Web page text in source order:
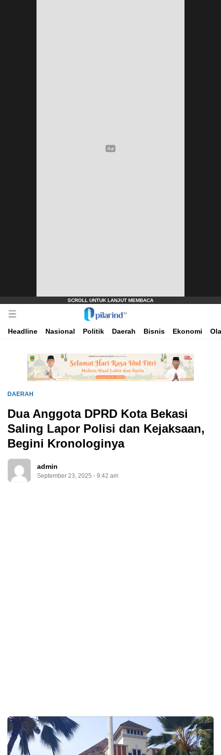
Pilarind.id
Dimana Arah Bangsa Bermula
Headline
Nasional Politik Daerah Bisnis Ekonomi
DAERAH
Dua Anggota DPRD Kota Bekasi
Saling Lapor Polisi dan Kejaksaan,
Begini Kronologinya
admin
September 23, 2025 - 9:42 am